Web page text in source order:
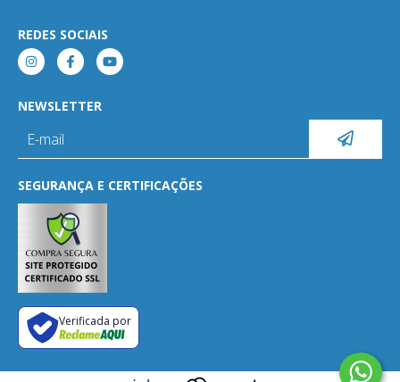
REDES SOCIAIS
NEWSLETTER
SEGURANÇA E CERTIFICAÇÕES
Verificada por